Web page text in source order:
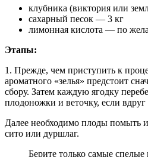
клубника (виктория или
сахарный песок — 3 кг
лимонная кислота — по
Этапы:
1. Прежде, чем приступить к
ароматного «зелья» предстоит
сбору. Затем каждую ягодку
плодоножки и веточку, если вдруг
Далее необходимо плоды помыть
сито или дуршлаг.
Берите только самые